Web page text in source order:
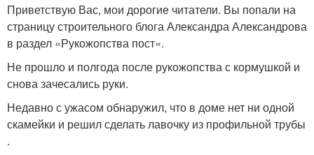
Приветствую Вас, мои дорогие читатели. Вы попали на
страницу строительного блога Александра Александрова
в раздел «Рукожопства пост«.
Не прошло и полгода после рукожопства с кормушкой и
снова зачесались руки.
Недавно с ужасом обнаружил, что в доме нет ни одной
скамейки и решил сделать лавочку из профильной трубы
.